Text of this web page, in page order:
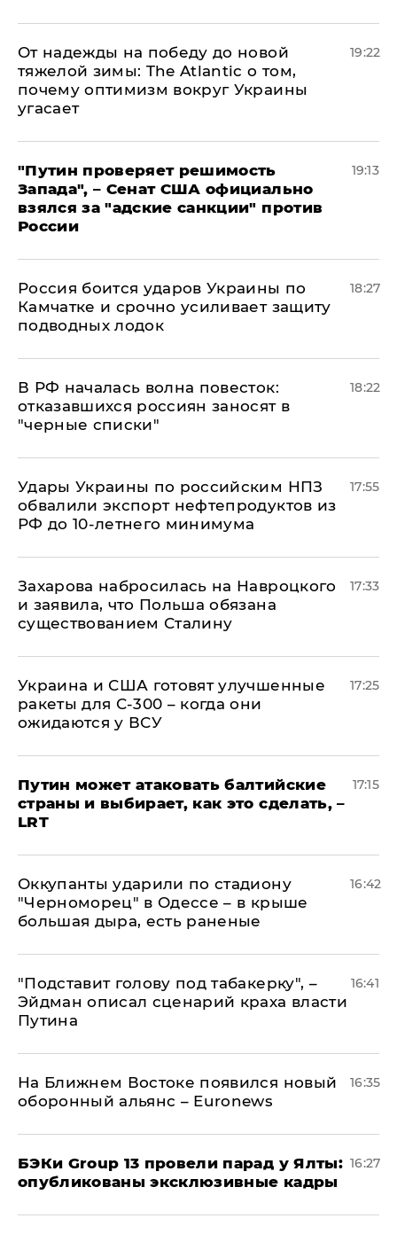
От надежды на победу до новой
тяжелой зимы: The Atlantic о том,
почему оптимизм вокруг Украины
угасает
19:22
"Путин проверяет решимость
Запада", – Сенат США официально
взялся за "адские санкции" против
России
19:13
Россия боится ударов Украины по
Камчатке и срочно усиливает защиту
подводных лодок
18:27
​В РФ началась волна повесток:
отказавшихся россиян заносят в
"черные списки"
18:22
Удары Украины по российским НПЗ
обвалили экспорт нефтепродуктов из
РФ до 10-летнего минимума
17:55
​Захарова набросилась на Навроцкого
и заявила, что Польша обязана
существованием Сталину
17:33
Украина и США готовят улучшенные
ракеты для С-300 – когда они
ожидаются у ВСУ
17:25
Путин может атаковать балтийские
страны и выбирает, как это сделать, –
LRT
17:15
Оккупанты ударили по стадиону
"Черноморец" в Одессе – в крыше
большая дыра, есть раненые
16:42
​"Подставит голову под табакерку", –
Эйдман описал сценарий краха власти
Путина
16:41
На Ближнем Востоке появился новый
оборонный альянс – Euronews
16:35
​БЭКи Group 13 провели парад у Ялты:
опубликованы эксклюзивные кадры
16:27